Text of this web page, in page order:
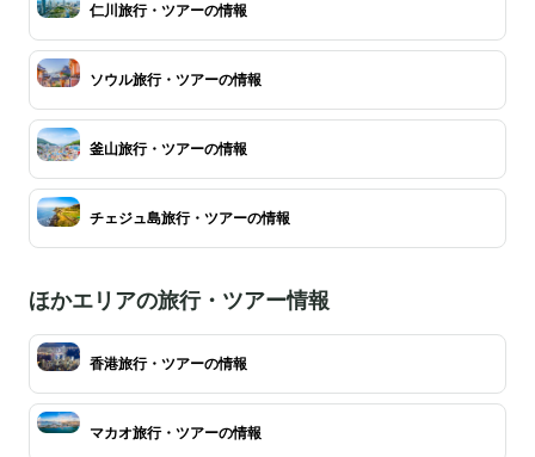
仁川旅行・ツアーの情報
ソウル旅行・ツアーの情報
釜山旅行・ツアーの情報
チェジュ島旅行・ツアーの情報
ほかエリアの旅行・ツアー情報
香港旅行・ツアーの情報
マカオ旅行・ツアーの情報